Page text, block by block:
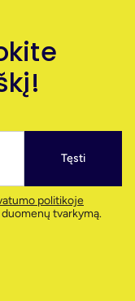
Tęsti
politikoje
tvarkymą.